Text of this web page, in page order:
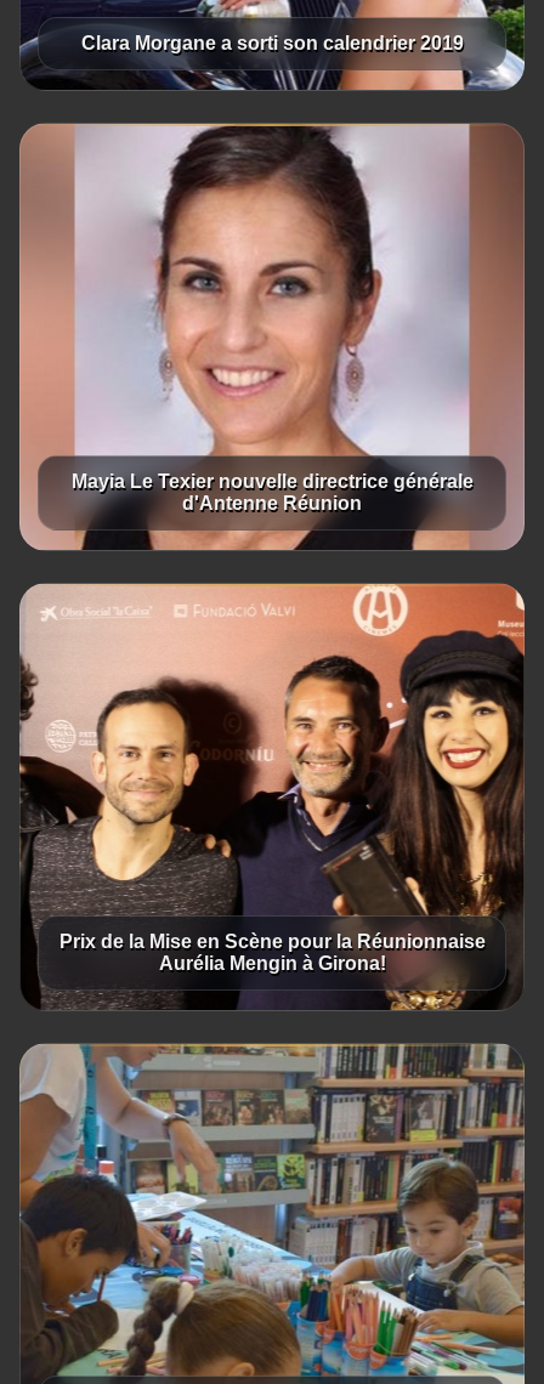
Clara Morgane a sorti son calendrier 2019
Mayia Le Texier nouvelle directrice générale
d'Antenne Réunion
Prix de la Mise en Scène pour la Réunionnaise
Aurélia Mengin à Girona!